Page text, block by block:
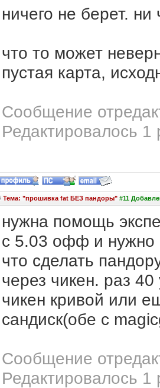
ничего не берет.
что то может
пустая карта,
Сообщение
Редактировалось 1
Тема: "прошивка fat БЕЗ пандоры"#11
нужна помощь
с 5.03 офф и нужно
что сделать
через чикен. раз
чикен кривой или
сандиск(обе c
Сообщение
Редактировалось 1